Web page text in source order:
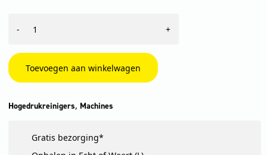
-
7/17
Portable
aantal
+
Toevoegen aan winkelwagen
Hogedrukreinigers, Machines
Gratis bezorging*